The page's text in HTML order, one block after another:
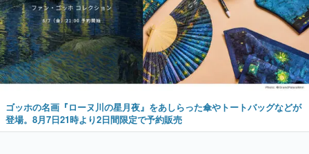
ゴッホの名画『ローヌ川の星月夜』をあしらった傘やトートバッグなどが
登場。8月7日21時より2日間限定で予約販売